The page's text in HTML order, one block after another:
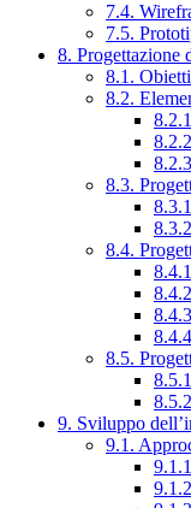
7.4.
7.5.
8. Progettazione
8.1.
8.2.
8.3.
8.4.
8.5.
9. Sviluppo
9.1.